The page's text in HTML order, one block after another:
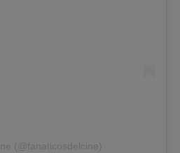
(@fanaticosdelcine)